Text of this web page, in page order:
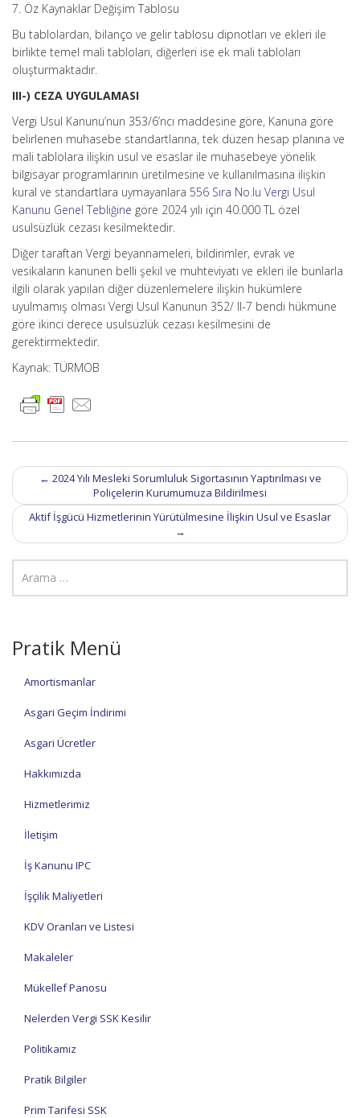
7. Öz Kaynaklar Değişim Tablosu
Bu tablolardan, bilanço ve gelir tablosu dipnotları ve ekleri ile
birlikte temel mali tabloları, diğerleri ise ek mali tabloları
oluşturmaktadır.
III-) CEZA UYGULAMASI
Vergi Usul Kanunu’nun 353/6’ncı maddesine göre, Kanuna göre
belirlenen muhasebe standartlarına, tek düzen hesap planına ve
mali tablolara ilişkin usul ve esaslar ile muhasebeye yönelik
bilgisayar programlarının üretilmesine ve kullanılmasına ilişkin
kural ve standartlara uymayanlara 556 Sıra No.lu Vergi Usul
Kanunu Genel Tebliğine göre 2024 yılı için 40.000 TL özel
usulsüzlük cezası kesilmektedir.
Diğer taraftan Vergi beyannameleri, bildirimler, evrak ve
vesikaların kanunen belli şekil ve muhteviyatı ve ekleri ile bunlarla
ilgili olarak yapılan diğer düzenlemelere ilişkin hükümlere
uyulmamış olması Vergi Usul Kanunun 352/ II-7 bendi hükmüne
göre ikinci derece usulsüzlük cezası kesilmesini de
gerektirmektedir.
Kaynak: TÜRMOB
Post
navigation
← 2024 Yılı Mesleki Sorumluluk Sigortasının Yaptırılması ve
Poliçelerin Kurumumuza Bildirilmesi
Aktif İşgücü Hizmetlerinin Yürütülmesine İlişkin Usul ve Esaslar
→
Pratik Menü
Amortismanlar
Asgari Geçim İndirimi
Asgari Ücretler
Hakkımızda
Hizmetlerimiz
İletişim
İş Kanunu IPC
İşçilik Maliyetleri
KDV Oranları ve Listesi
Makaleler
Mükellef Panosu
Nelerden Vergi SSK Kesilir
Politikamız
Pratik Bilgiler
Prim Tarifesi SSK